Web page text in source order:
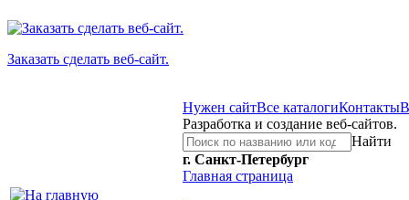
Заказать сделать веб-сайт.
Нужен сайтВсе каталогиКонтакты
Разработка и создание веб-сайтов.
Найти
г. Санкт-Петербург
Главная страница